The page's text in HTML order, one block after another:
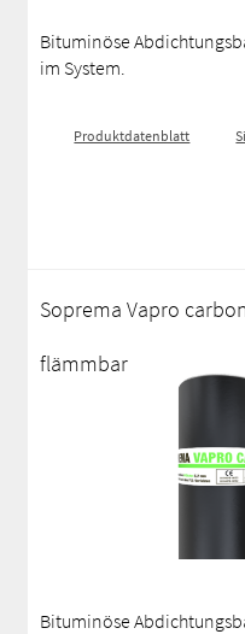
Bituminöse
im System.
Produktdatenblatt
Soprema Vapro
flämmbar
Bituminöse